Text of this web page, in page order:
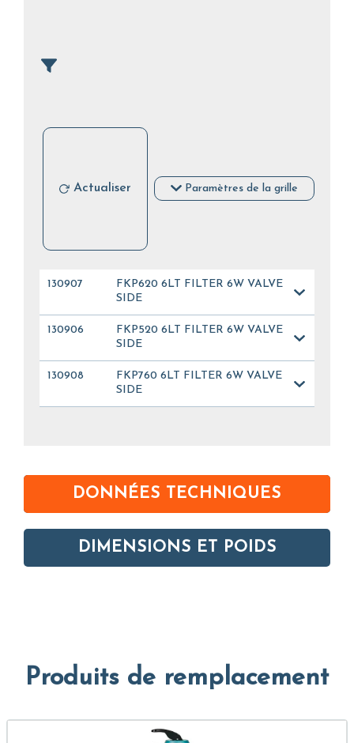
Actualiser Paramètres de la grille
130907
FKP620 6LT FILTER 6W VALVE
SIDE
130906
FKP520 6LT FILTER 6W VALVE
SIDE
130908
FKP760 6LT FILTER 6W VALVE
SIDE
DONNÉES TECHNIQUES
DIMENSIONS ET POIDS
Produits de remplacement